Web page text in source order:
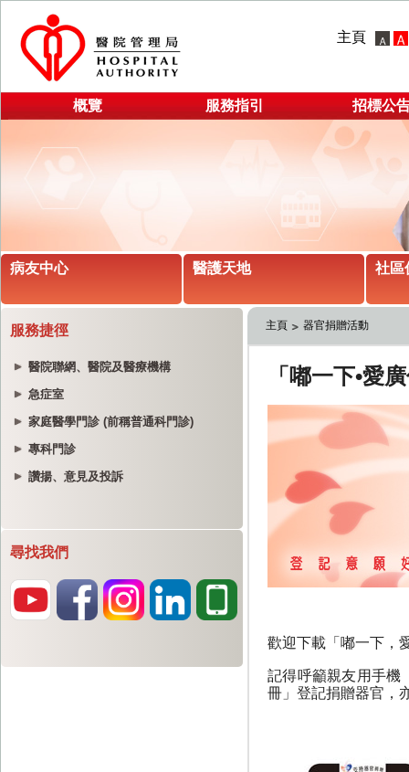
主頁
概覽 服務指引 招標公
病友中心 醫護天地 社區
服務捷徑
醫院聯網、醫院及醫療機構
急症室
家庭醫學門診 (前稱普通科門診)
專科門診
讚揚、意見及投訴
尋找我們
主頁 器官捐贈活動